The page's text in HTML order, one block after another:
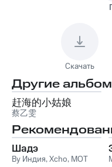
Скачать
Другие
赶海的小姑娘
蔡乙雯
Шадэ
By Индия,Xcho, MOT